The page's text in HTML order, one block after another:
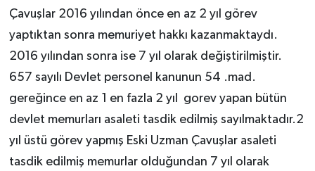
Çavuşlar 2016 yılından önce en az 2 yıl görev
yaptıktan sonra memuriyet hakkı kazanmaktaydı.
2016 yılından sonra ise 7 yıl olarak değiştirilmiştir.
657 sayılı Devlet personel kanunun 54 .mad.
gereğince en az 1 en fazla 2 yıl gorev yapan bütün
devlet memurları asaleti tasdik edilmiş sayılmaktadır.2
yıl üstü görev yapmış Eski Uzman Çavuşlar asaleti
tasdik edilmiş memurlar olduğundan 7 yıl olarak